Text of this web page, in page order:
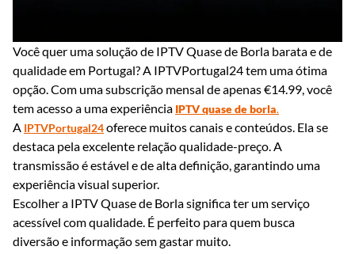
Você quer uma solução de IPTV Quase de Borla barata e de
qualidade em Portugal? A IPTVPortugal24 tem uma ótima
opção. Com uma subscrição mensal de apenas €14.99, você
tem acesso a uma experiência IPTV quase de borla.
A IPTVPortugal24oferece muitos canais e conteúdos. Ela se
destaca pela excelente relação qualidade-preço. A
transmissão é estável e de alta definição, garantindo uma
experiência visual superior.
Escolher a IPTV Quase de Borla significa ter um serviço
acessível com qualidade. É perfeito para quem busca
diversão e informação sem gastar muito.